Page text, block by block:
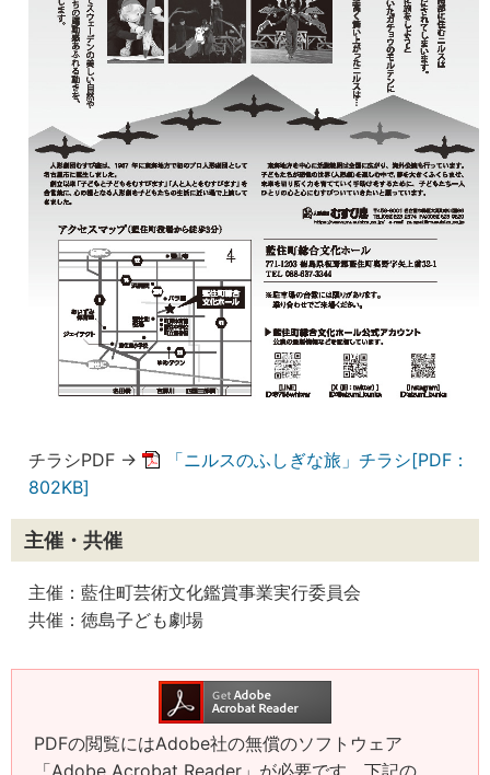
チラシPDF →
「ニルスのふしぎな旅」チラシ[PDF：
802KB]
主催・共催
主催：藍住町芸術文化鑑賞事業実行委員会
共催：徳島子ども劇場
PDFの閲覧にはAdobe社の無償のソフトウェア